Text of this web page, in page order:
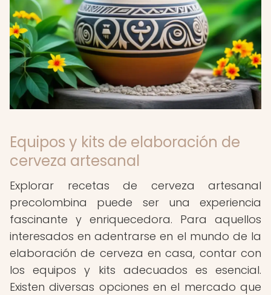
Equipos y kits de elaboración de
cerveza artesanal
Explorar recetas de cerveza artesanal
precolombina puede ser una experiencia
fascinante y enriquecedora. Para aquellos
interesados en adentrarse en el mundo de la
elaboración de cerveza en casa, contar con
los equipos y kits adecuados es esencial.
Existen diversas opciones en el mercado que